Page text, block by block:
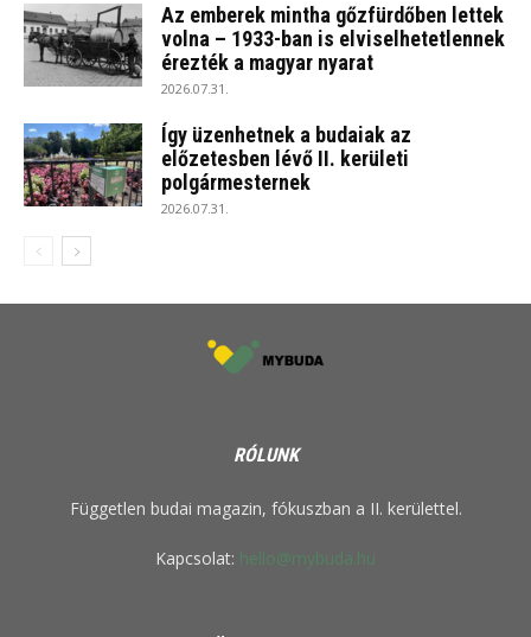
Az emberek mintha gőzfürdőben lettek
volna – 1933-ban is elviselhetetlennek
érezték a magyar nyarat
2026.07.31.
Így üzenhetnek a budaiak az
előzetesben lévő II. kerületi
polgármesternek
2026.07.31.
RÓLUNK
Független budai magazin, fókuszban a II. kerülettel.
Kapcsolat: hello@mybuda.hu